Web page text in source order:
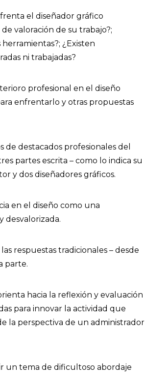
el diseñador gráfico
valoración de su trabajo?;
¿Existen
ni trabajadas?
profesional en el diseño
enfrentarlo y otras propuestas
destacados profesionales del
partes escrita – como lo indica su
y dos diseñadores gráficos.
en el diseño como una
desvalorizada.
respuestas tradicionales – desde
parte.
hacia la reflexión y evaluación
para innovar la actividad que
la perspectiva de un administrador
un tema de dificultoso abordaje